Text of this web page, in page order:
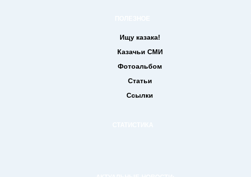
Ищу казака!
Казачьи СМИ
Фотоальбом
Статьи
Ссылки